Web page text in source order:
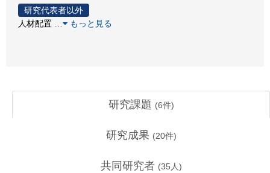
研究代表者以外
人材配置
もっと見る
研究課題 (6件)
研究成果 (20件)
共同研究者 (35 人)